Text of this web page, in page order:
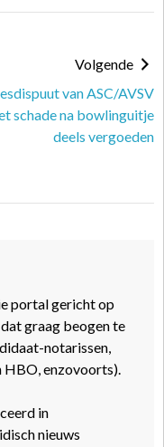
Volgende
van ASC/AVSV
schade na bowlinguitje
deels vergoeden
portal gericht op
graag beogen te
notarissen,
HBO, enzovoorts).
in
nieuws